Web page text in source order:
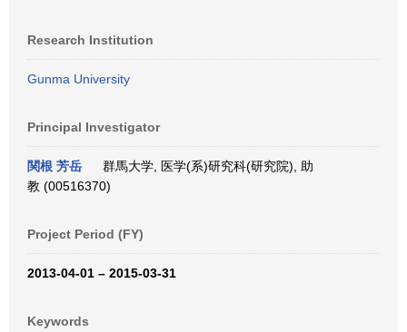
Research Institution
Gunma University
Principal Investigator
関根 芳岳
群馬大学, 医学(系)研究科(研究院), 助
教 (00516370)
Project Period (FY)
2013-04-01 – 2015-03-31
Keywords